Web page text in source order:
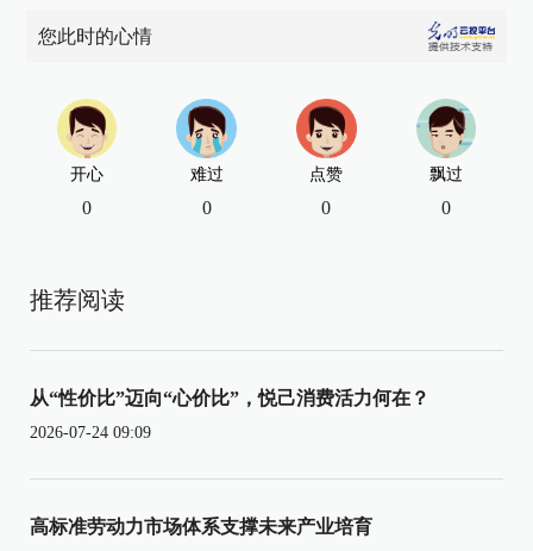
您此时的心情
开心
0
难过
0
点赞
0
飘过
0
推荐阅读
从“性价比”迈向“心价比”，悦己消费活力何在？
2026-07-24 09:09
高标准劳动力市场体系支撑未来产业培育